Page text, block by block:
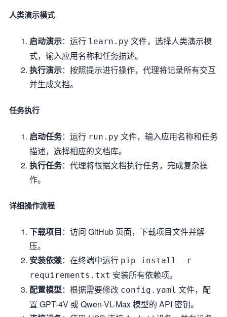
人类演示模式
启动演示：运行 learn.py 文件，选择人类演示模
式，输入应用名称和任务描述。
执行演示：按照提示进行操作，代理将记录所有交互
并生成文档。
任务执行
启动任务：运行 run.py 文件，输入应用名称和任务
描述，选择相应的文档库。
执行任务：代理将根据文档执行任务，完成复杂操
作。
详细操作流程
下载项目 ：访问 GitHub 页面，下载项目文件并解
压。
安装依赖：在终端中运行 pip install -r
requirements.txt 安装所有依赖项。
配置模型：根据需要修改 config.yaml 文件，配
置 GPT-4V 或 Qwen-VL-Max 模型的 API 密钥。